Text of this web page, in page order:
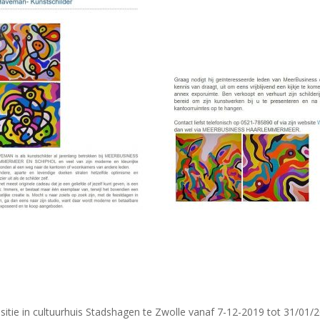
in cultuurhuis Stadshagen te Zwolle vanaf 7-12-2019 tot 31/01/